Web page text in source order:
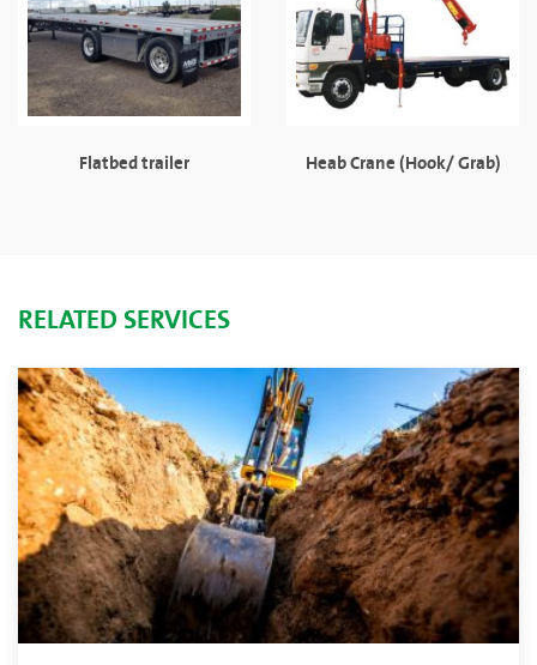
Flatbed trailer Heab Crane (Hook/ Grab)
RELATED SERVICES